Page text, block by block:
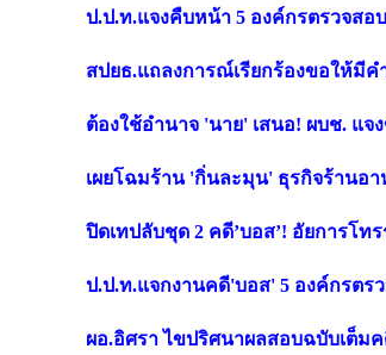
ป.ป.ท.แจงคืบหน้า 5 องค์กรตรวจสอ
สปยธ.แถลงการณ์เรียกร้องขอให้มีค
ต้องใช้อำนาจ 'นาย' เสนอ! ผบช. แจ
เผยโฉมร้าน 'กิ่นละมุน' ธุรกิจร้านอ
ปิดเทปลับชุด 2 คดี’บอส’! อัยการโ
ป.ป.ท.แจกงานคดี'บอส' 5 องค์กรตร
ผอ.อิศรา ไขปริศนาผลสอบฉบับเต็ม